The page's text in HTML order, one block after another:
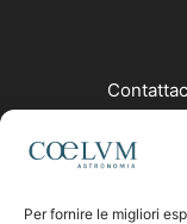
Per fornire le migliori